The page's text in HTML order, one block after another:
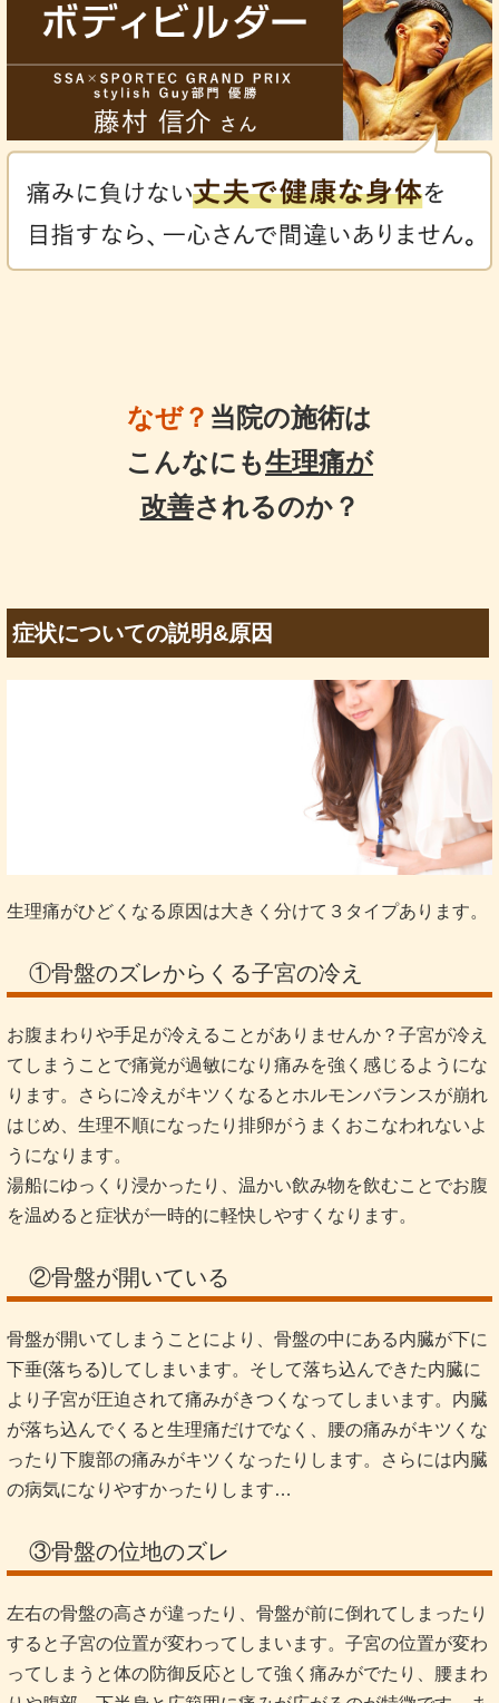
なぜ？ 当院の施術は
こんなにも生理痛が
改善されるのか？
症状についての説明&原因
生理痛がひどくなる原因は大きく分けて３タイプあります。
①骨盤のズレからくる子宮の冷え
お腹まわりや手足が冷えることがありませんか？子宮が冷え
てしまうことで痛覚が過敏になり痛みを強く感じるようにな
ります。さらに冷えがキツくなるとホルモンバランスが崩れ
はじめ、生理不順になったり排卵がうまくおこなわれないよ
うになります。
湯船にゆっくり浸かったり、温かい飲み物を飲むことでお腹
を温めると症状が一時的に軽快しやすくなります。
②骨盤が開いている
骨盤が開いてしまうことにより、骨盤の中にある内臓が下に
下垂(落ちる)してしまいます。そして落ち込んできた内臓に
より子宮が圧迫されて痛みがきつくなってしまいます。内臓
が落ち込んでくると生理痛だけでなく、腰の痛みがキツくな
ったり下腹部の痛みがキツくなったりします。さらには内臓
の病気になりやすかったりします…
③骨盤の位地のズレ
左右の骨盤の高さが違ったり、骨盤が前に倒れてしまったり
すると子宮の位置が変わってしまいます。子宮の位置が変わ
ってしまうと体の防御反応として強く痛みがでたり、腰まわ